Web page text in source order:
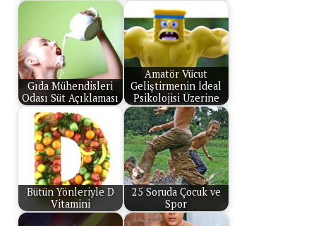
Gıda Mühendisleri
Odası Süt Açıklaması
Amatör Vücut
Geliştirmenin İdeal
Psikolojisi Üzerine
Bütün Yönleriyle D
Vitamini
25 Soruda Çocuk ve
Spor